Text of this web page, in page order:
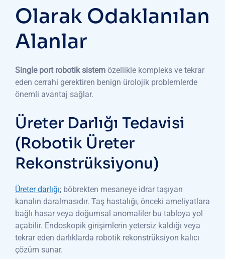
Olarak Odaklanılan
Alanlar
Single port robotik sistem özellikle kompleks ve tekrar
eden cerrahi gerektiren benign ürolojik problemlerde
önemli avantaj sağlar.
Üreter Darlığı Tedavisi
(Robotik Üreter
Rekonstrüksiyonu)
Üreter darlığı; böbrekten mesaneye idrar taşıyan
kanalın daralmasıdır. Taş hastalığı, önceki ameliyatlara
bağlı hasar veya doğumsal anomaliler bu tabloya yol
açabilir. Endoskopik girişimlerin yetersiz kaldığı veya
tekrar eden darlıklarda robotik rekonstrüksiyon kalıcı
çözüm sunar.